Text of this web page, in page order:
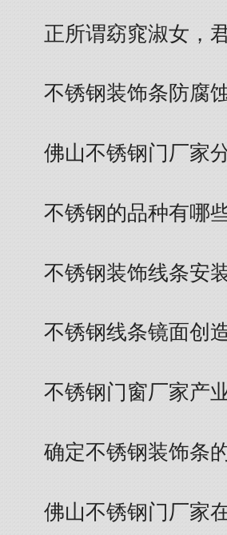
正所谓窈窕淑女，
不锈钢装饰条防腐
佛山不锈钢门厂家
不锈钢的品种有哪
不锈钢装饰线条安
不锈钢线条镜面创
不锈钢门窗厂家产
确定不锈钢装饰条
佛山不锈钢门厂家